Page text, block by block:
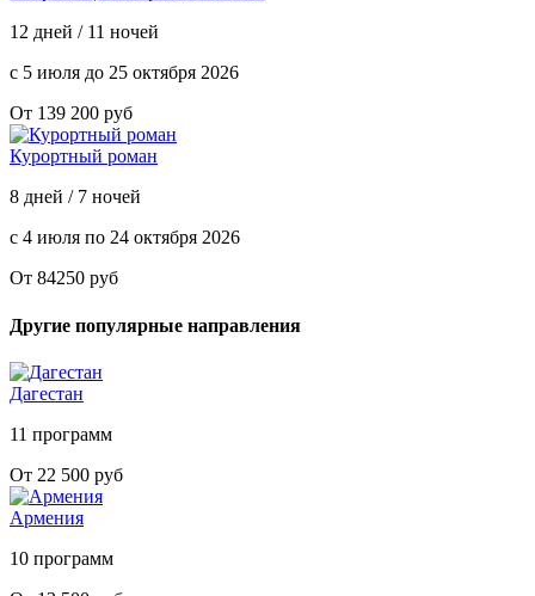
12 дней / 11 ночей
с 5 июля до 25 октября 2026
От 139 200 руб
Курортный роман
8 дней / 7 ночей
с 4 июля по 24 октября 2026
От 84250 руб
Другие популярные направления
Дагестан
11 программ
От 22 500 руб
Армения
10 программ